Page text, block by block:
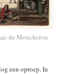
de Moucheron
een oproep. In